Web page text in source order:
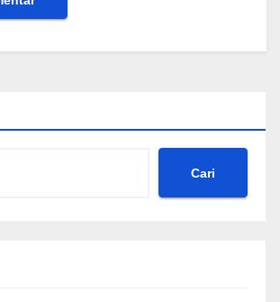
Cari